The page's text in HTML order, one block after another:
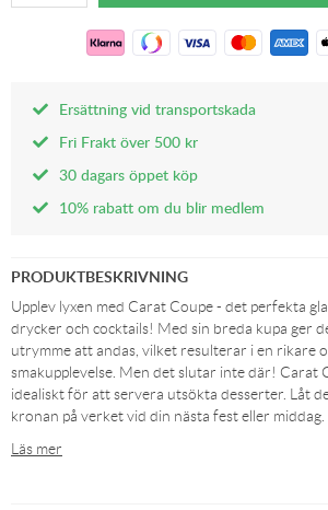
Ersättning vid transportskada
Fri Frakt över 500 kr
30 dagars öppet köp
10% rabatt om du blir medlem
PRODUKTBESKRIVNING
Upplev lyxen med Carat Coupe - det perfekta
drycker och cocktails! Med sin breda kupa ger
utrymme att andas, vilket resulterar i en rikare
smakupplevelse. Men det slutar inte där! Carat
idealiskt för att servera utsökta desserter. Låt
kronan på verket vid din nästa fest eller middag.
Läs mer